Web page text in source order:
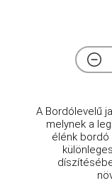
A Bordólevelű
melynek a
élénk bordó